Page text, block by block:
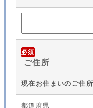
必須
ご住所
現在お住まいのご住所
都道府県